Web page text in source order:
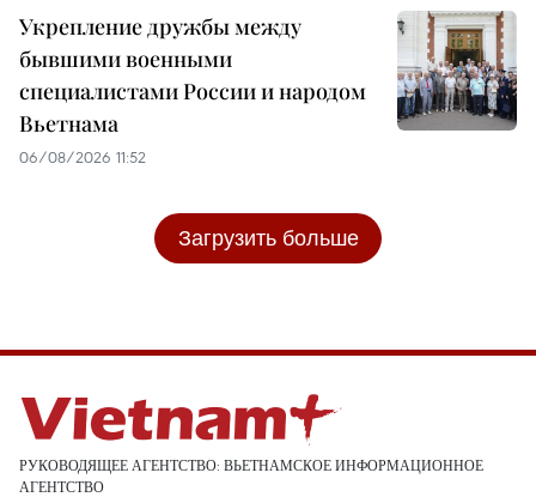
Укрепление дружбы между
бывшими военными
специалистами России и народом
Вьетнама
06/08/2026 11:52
Загрузить больше
РУКОВОДЯЩЕЕ АГЕНТСТВО: ВЬЕТНАМСКОЕ ИНФОРМАЦИОННОЕ
АГЕНТСТВО